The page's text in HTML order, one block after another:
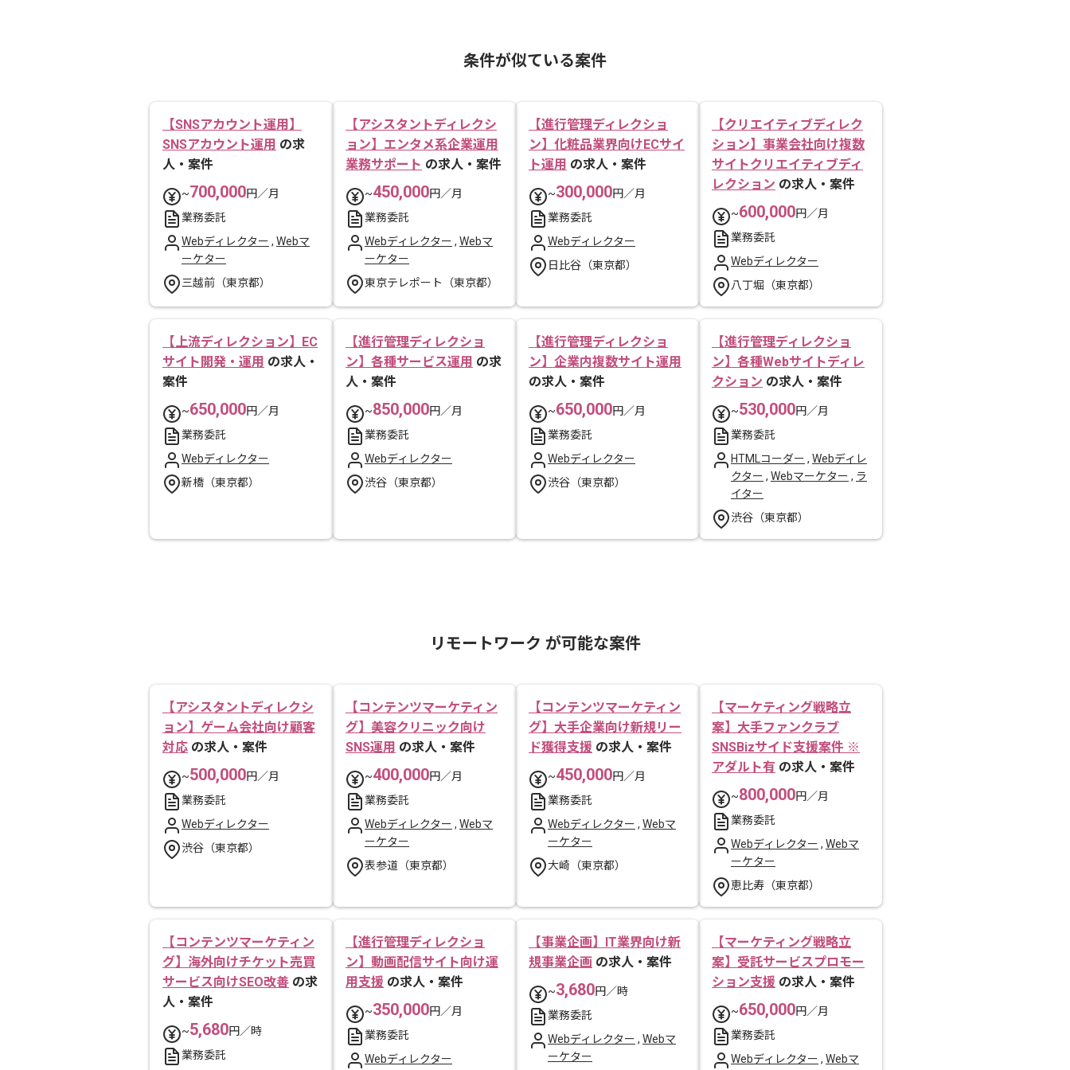
条件が似ている案件
【SNSアカウント運用】
SNSアカウント運用 の求
人・案件
~700,000円／月
業務委託
Webディレクター , Webマ
ーケター
三越前（東京都）
【アシスタントディレクシ
ョン】エンタメ系企業運用
業務サポート の求人・案件
~450,000円／月
業務委託
Webディレクター , Webマ
ーケター
東京テレポート（東京都）
【進行管理ディレクショ
ン】化粧品業界向けECサイ
ト運用 の求人・案件
~300,000円／月
業務委託
Webディレクター
日比谷（東京都）
【クリエイティブディレク
ション】事業会社向け複数
サイトクリエイティブディ
レクション の求人・案件
~600,000円／月
業務委託
Webディレクター
八丁堀（東京都）
【上流ディレクション】EC
サイト開発・運用 の求人・
案件
~650,000円／月
業務委託
Webディレクター
新橋（東京都）
【進行管理ディレクショ
ン】各種サービス運用 の求
人・案件
~850,000円／月
業務委託
Webディレクター
渋谷（東京都）
【進行管理ディレクショ
ン】企業内複数サイト運用
の求人・案件
~650,000円／月
業務委託
Webディレクター
渋谷（東京都）
【進行管理ディレクショ
ン】各種Webサイトディレ
クション の求人・案件
~530,000円／月
業務委託
HTMLコーダー , Webディレ
クター , Webマーケター , ラ
イター
渋谷（東京都）
リモートワーク が可能な案件
【アシスタントディレクシ
ョン】ゲーム会社向け顧客
対応 の求人・案件
~500,000円／月
業務委託
Webディレクター
渋谷（東京都）
【コンテンツマーケティン
グ】美容クリニック向け
SNS運用 の求人・案件
~400,000円／月
業務委託
Webディレクター , Webマ
ーケター
表参道（東京都）
【コンテンツマーケティン
グ】大手企業向け新規リー
ド獲得支援 の求人・案件
~450,000円／月
業務委託
Webディレクター , Webマ
ーケター
大崎（東京都）
【マーケティング戦略立
案】大手ファンクラブ
SNSBizサイド支援案件 ※
アダルト有 の求人・案件
~800,000円／月
業務委託
Webディレクター , Webマ
ーケター
恵比寿（東京都）
【コンテンツマーケティン
グ】海外向けチケット売買
サービス向けSEO改善 の求
人・案件
~5,680円／時
業務委託
【進行管理ディレクショ
ン】動画配信サイト向け運
用支援 の求人・案件
~350,000円／月
業務委託
Webディレクター
【事業企画】IT業界向け新
規事業企画 の求人・案件
~3,680円／時
業務委託
Webディレクター , Webマ
ーケター
【マーケティング戦略立
案】受託サービスプロモー
ション支援 の求人・案件
~650,000円／月
業務委託
Webディレクター , Webマ